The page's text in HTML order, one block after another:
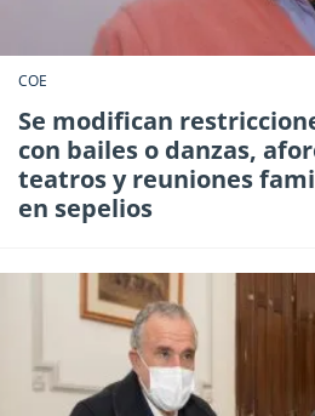
COE
Se modifican
con bailes o danzas,
teatros y reuniones
en sepelios